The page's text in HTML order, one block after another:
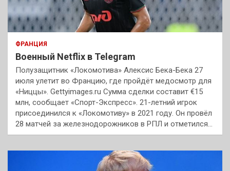
ФРАНЦИЯ
Военный Netflix в Telegram
Полузащитник «Локомотива» Алексис Бека-Бека 27
июля улетит во Францию, где пройдёт медосмотр для
«Ниццы». Gettyimages.ru Сумма сделки составит €15
млн, сообщает «Спорт-Экспресс». 21-летний игрок
присоединился к «Локомотиву» в 2021 году. Он провёл
28 матчей за железнодорожников в РПЛ и отметился…